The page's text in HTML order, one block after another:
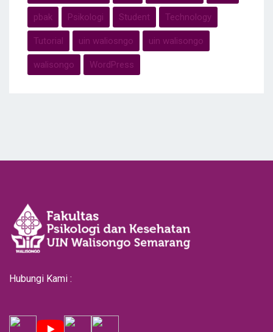
pbak Psikologi Student Technology
Tutorial uin waliosngo uin walisongo
walisongo WordPress
Hubungi Kami :